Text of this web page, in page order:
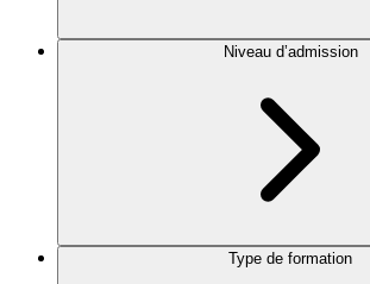
Niveau d’admission
Type de formation